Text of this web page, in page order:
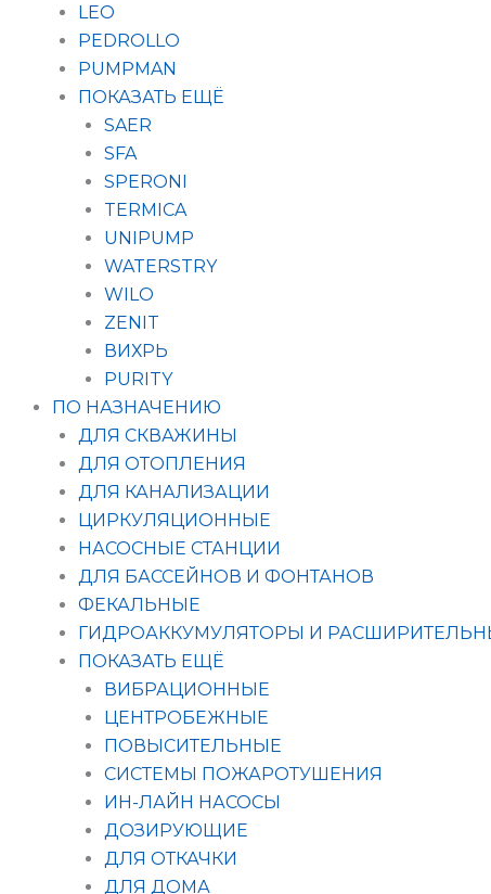
LEO
PEDROLLO
PUMPMAN
ПОКАЗАТЬ ЕЩЁ
SAER
SFA
SPERONI
TERMICA
UNIPUMP
WATERSTRY
WILO
ZENIT
ВИХРЬ
PURITY
ПО НАЗНАЧЕНИЮ
ДЛЯ СКВАЖИНЫ
ДЛЯ ОТОПЛЕНИЯ
ДЛЯ КАНАЛИЗАЦИИ
ЦИРКУЛЯЦИОННЫЕ
НАСОСНЫЕ СТАНЦИИ
ДЛЯ БАССЕЙНОВ И ФОНТАНОВ
ФЕКАЛЬНЫЕ
ГИДРОАККУМУЛЯТОРЫ И
ПОКАЗАТЬ ЕЩЁ
ВИБРАЦИОННЫЕ
ЦЕНТРОБЕЖНЫЕ
ПОВЫСИТЕЛЬНЫЕ
СИСТЕМЫ ПОЖАРОТУШЕНИЯ
ИН-ЛАЙН НАСОСЫ
ДОЗИРУЮЩИЕ
ДЛЯ ОТКАЧКИ
ДЛЯ ДОМА